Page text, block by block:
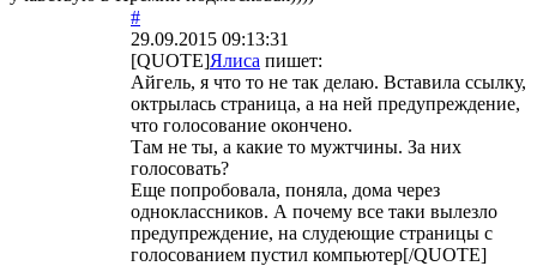
#
29.09.2015 09:13:31
[QUOTE]Ялиса пишет:
Айгель, я что то не так делаю. Вставила ссылку,
октрылась страница, а на ней предупреждение,
что голосование окончено.
Там не ты, а какие то мужтчины. За них
голосовать?
Еще попробовала, поняла, дома через
одноклассников. А почему все таки вылезло
предупреждение, на слудеющие страницы с
голосованием пустил компьютер[/QUOTE]